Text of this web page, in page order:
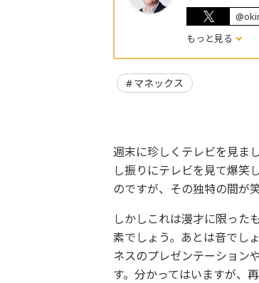
もっと見る
マネックス
週末に珍しくテレビを見ま
し振りにテレビを見て爆笑
のですが、その独特の間が
しかしこれは漫才に限った
素でしょう。あとは音でし
ネスのプレゼンテーション
す。分かってはいますが、